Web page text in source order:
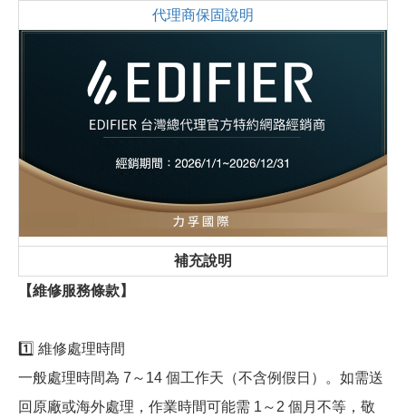
代理商保固說明
補充說明
【維修服務條款】
1️⃣ 維修處理時間
一般處理時間為 7～14 個工作天（不含例假日）。如需送
回原廠或海外處理，作業時間可能需 1～2 個月不等，敬